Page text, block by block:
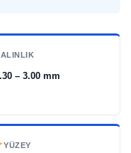
– 3.00 mm
YÜZEY